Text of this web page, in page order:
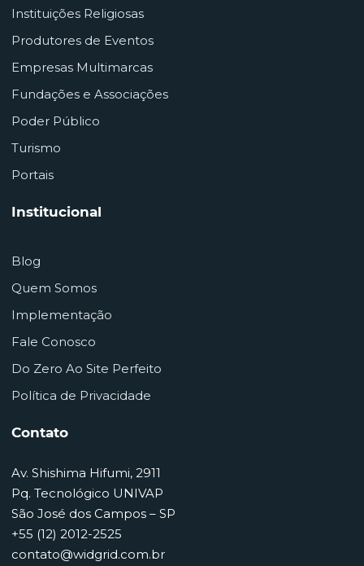
Instituições Religiosas
Produtores de Eventos
Empresas Multimarcas
Fundações e Associações
Poder Público
Turismo
Portais
Institucional
Blog
Quem Somos
Implementação
Fale Conosco
Do Zero Ao Site Perfeito
Política de Privacidade
Contato
Av. Shishima Hifumi, 2911
Pq. Tecnológico UNIVAP
São José dos Campos – SP
+55 (12) 2012-2525
contato@widgrid.com.br